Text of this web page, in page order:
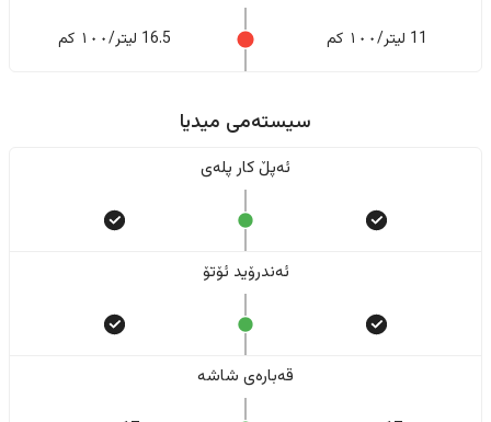
11 لیتر/١٠٠ کم 16.5 لیتر/١٠٠ کم
سیستەمی میدیا
ئەپڵ کار پلەی
ئەندرۆید ئۆتۆ
قەبارەی شاشە